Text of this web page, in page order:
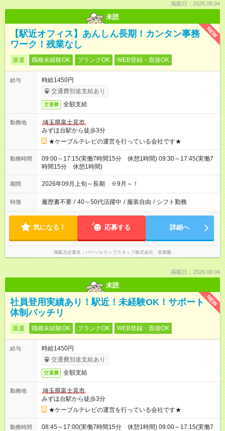
掲載日：2026.08.04
未読
NEW
【駅近オフィス】あんしん長期！カンタン事務
ワーク！残業なし
派遣 職種未経験OK ブランクOK WEB登録・面接OK
給与
時給1450円
交通費別途支給あり
交通費 全額支給
勤務地
埼玉県富士見市
みずほ台駅から徒歩3分
★ケーブルテレビの運営を行っている会社です★
勤務時間
09:00～17:15(実働7時間15分 休憩1時間) 09:30～17:45(実働7
時間15分 休憩1時間)
期間 2026年09月上旬～長期 ※9月～！
特徴 履歴書不要 / 40～50代活躍中 / 服装自由 / シフト勤務
気になる！ 応募する 詳細へ
掲載元企業名 パーソルテンプスタッフ株式会社 首都圏
掲載日：2026.08.04
未読
NEW
社員登用実績あり！駅近！未経験OK！サポート
体制バッチリ
派遣 職種未経験OK ブランクOK WEB登録・面接OK
給与
時給1450円
交通費別途支給あり
交通費 全額支給
勤務地
埼玉県富士見市
みずほ台駅から徒歩3分
★ケーブルテレビの運営を行っている会社です★
勤務時間
08:45～17:00(実働7時間15分 休憩1時間) 09:00～17:15(実働7